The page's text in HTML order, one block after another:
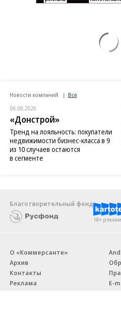
Новости компаний Все
06.08.2026
«Донстрой»
Тренд на лояльность: покупатели
недвижимости бизнес-класса в 9
из 10 случаев остаются
в сегменте
Благотворительный фонд
18+
О «Коммерсанте»
Архив
Контакты
Реклама
E-